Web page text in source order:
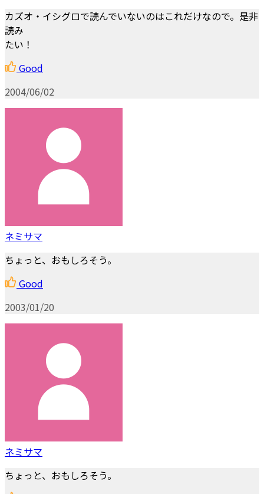
カズオ・イシグロで読んでいないのはこれだけなので。是非
読み
たい！
Good
2004/06/02
ネミサマ
ちょっと、おもしろそう。
Good
2003/01/20
ネミサマ
ちょっと、おもしろそう。